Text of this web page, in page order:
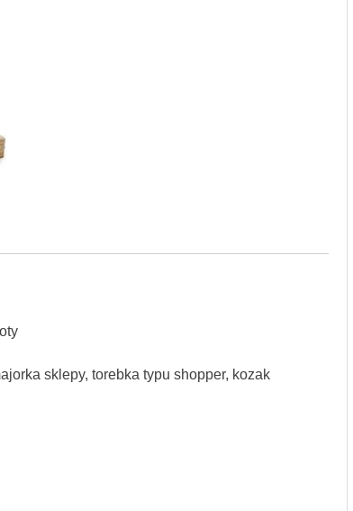
sklepy, torebka typu shopper, kozak